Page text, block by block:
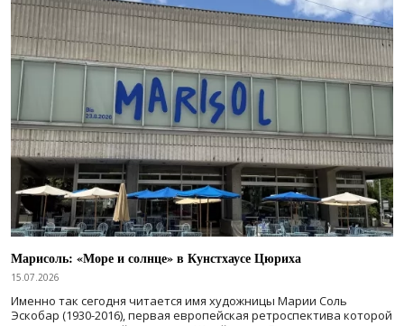
Марисоль: «Море и солнце» в Кунстхаусе Цюриха
15.07.2026
Именно так сегодня читается имя художницы Марии Соль
Эскобар (1930-2016), первая европейская ретроспектива которой